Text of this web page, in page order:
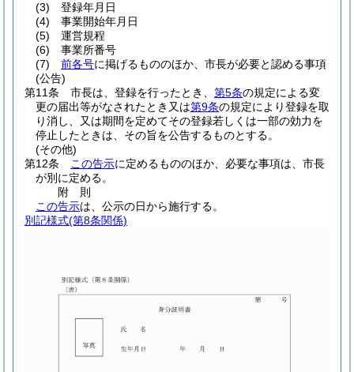
(3)
登録年月日
(4)
事業開始年月日
(5)
運営規程
(6)
事業所番号
(7)
前各号に掲げるもののほか、市長が必要と認める事項
(公告)
第11条
市長は、登録を行ったとき、 第5条の規定による変
更の届出等がなされたとき又は第9条の規定により登録を取
り消し、又は期間を定めてその登録若しくは一部の効力を
停止したときは、その旨を公告するものとする。
(その他)
第12条
この告示に定めるもののほか、必要な事項は、市長
が別に定める。
附 則
この告示は、公示の日から施行する。
別記様式(第8条関係)